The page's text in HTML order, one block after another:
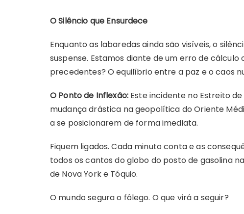
O Silêncio que Ensurdece
Enquanto as labaredas ainda são visíveis, o
suspense. Estamos diante de um erro de
precedentes? O equilíbrio entre a paz e o caos
O Ponto de Inflexão: Este incidente no Estreito
mudança drástica na geopolítica do Oriente
a se posicionarem de forma imediata.
Fiquem ligados. Cada minuto conta e as
todos os cantos do globo do posto de gasolina
de Nova York e Tóquio.
O mundo segura o fôlego. O que virá a seguir?